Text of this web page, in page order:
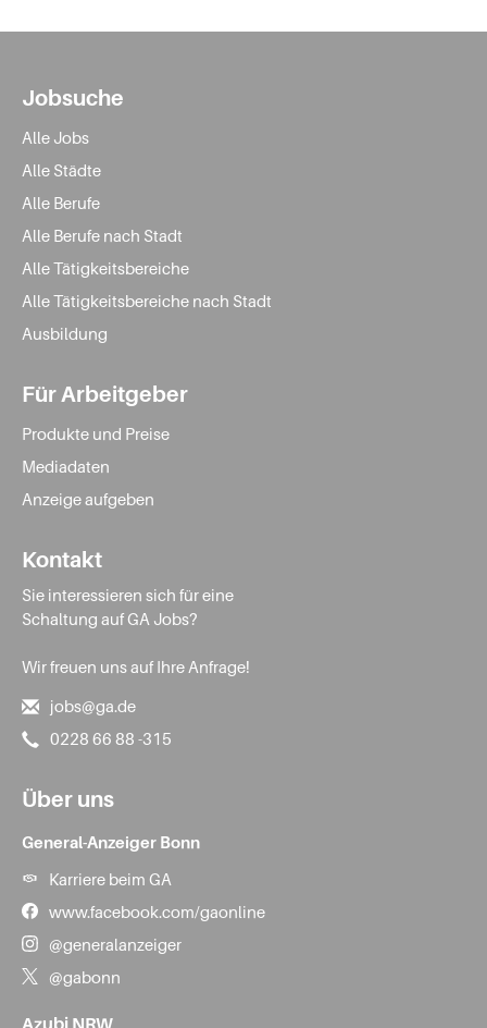
Jobsuche
Alle Jobs
Alle Städte
Alle Berufe
Alle Berufe nach Stadt
Alle Tätigkeitsbereiche
Alle Tätigkeitsbereiche nach Stadt
Ausbildung
Für Arbeitgeber
Produkte und Preise
Mediadaten
Anzeige aufgeben
Kontakt
Sie interessieren sich für eine
Schaltung auf GA Jobs?
Wir freuen uns auf Ihre Anfrage!
jobs@ga.de
0228 66 88 -315
Über uns
General-Anzeiger Bonn
Karriere beim GA
www.facebook.com/gaonline
@generalanzeiger
@gabonn
Azubi NRW